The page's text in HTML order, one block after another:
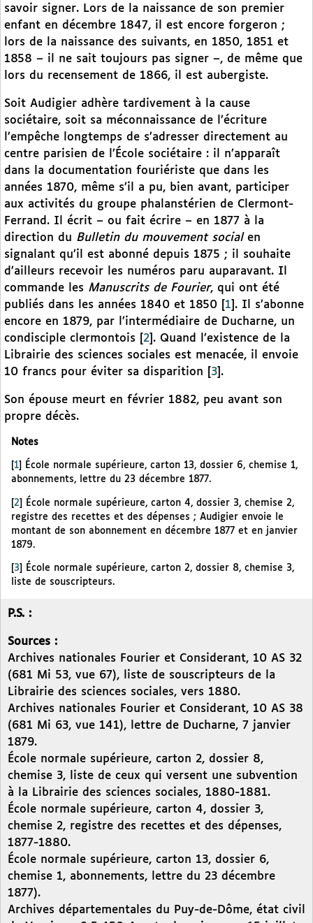
savoir signer. Lors de la naissance de son premier
enfant en décembre 1847, il est encore forgeron ;
lors de la naissance des suivants, en 1850, 1851 et
1858 – il ne sait toujours pas signer –, de même que
lors du recensement de 1866, il est aubergiste.
Soit Audigier adhère tardivement à la cause
sociétaire, soit sa méconnaissance de l’écriture
l’empêche longtemps de s’adresser directement au
centre parisien de l’École sociétaire : il n’apparaît
dans la documentation fouriériste que dans les
années 1870, même s’il a pu, bien avant, participer
aux activités du groupe phalanstérien de Clermont-
Ferrand. Il écrit – ou fait écrire – en 1877 à la
direction du Bulletin du mouvement socialen
signalant qu’il est abonné depuis 1875 ; il souhaite
d’ailleurs recevoir les numéros paru auparavant. Il
commande les Manuscrits de Fourier, qui ont été
publiés dans les années 1840 et 1850
1 . Il s’abonne
encore en 1879, par l’intermédiaire de Ducharne, un
condisciple clermontois
2 . Quand l’existence de la
Librairie des sciences sociales est menacée, il envoie
10 francs pour éviter sa disparition
3 .
Son épouse meurt en février 1882, peu avant son
propre décès.
Notes
1
École normale supérieure, carton 13, dossier 6, chemise 1,
abonnements, lettre du 23 décembre 1877.
[2]
École normale supérieure, carton 4, dossier 3, chemise 2,
registre des recettes et des dépenses ; Audigier envoie le
montant de son abonnement en décembre 1877 et en janvier
1879.
3
École normale supérieure, carton 2, dossier 8, chemise 3,
liste de souscripteurs.
P.S. :
Sources :
Archives nationales Fourier et Considerant, 10 AS 32
(681 Mi 53, vue 67), liste de souscripteurs de la
Librairie des sciences sociales, vers 1880.
Archives nationales Fourier et Considerant, 10 AS 38
(681 Mi 63, vue 141), lettre de Ducharne, 7 janvier
1879.
École normale supérieure, carton 2, dossier 8,
chemise 3, liste de ceux qui versent une subvention
à la Librairie des sciences sociales, 1880-1881.
École normale supérieure, carton 4, dossier 3,
chemise 2, registre des recettes et des dépenses,
1877-1880.
École normale supérieure, carton 13, dossier 6,
chemise 1, abonnements, lettre du 23 décembre
1877).
Archives départementales du Puy-de-Dôme, état civil